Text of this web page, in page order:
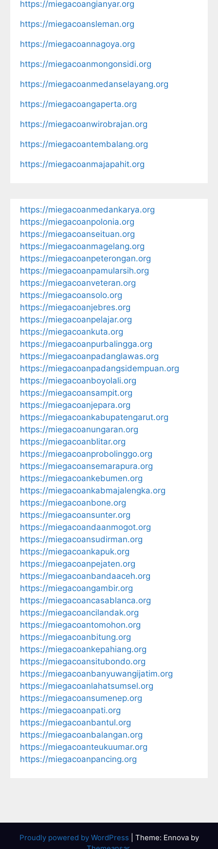
https://miegacoangianyar.org
https://miegacoansleman.org
https://miegacoannagoya.org
https://miegacoanmongonsidi.org
https://miegacoanmedanselayang.org
https://miegacoangaperta.org
https://miegacoanwirobrajan.org
https://miegacoantembalang.org
https://miegacoanmajapahit.org
https://miegacoanmedankarya.org
https://miegacoanpolonia.org
https://miegacoanseituan.org
https://miegacoanmagelang.org
https://miegacoanpeterongan.org
https://miegacoanpamularsih.org
https://miegacoanveteran.org
https://miegacoansolo.org
https://miegacoanjebres.org
https://miegacoanpelajar.org
https://miegacoankuta.org
https://miegacoanpurbalingga.org
https://miegacoanpadanglawas.org
https://miegacoanpadangsidempuan.org
https://miegacoanboyolali.org
https://miegacoansampit.org
https://miegacoanjepara.org
https://miegacoankabupatengarut.org
https://miegacoanungaran.org
https://miegacoanblitar.org
https://miegacoanprobolinggo.org
https://miegacoansemarapura.org
https://miegacoankebumen.org
https://miegacoankabmajalengka.org
https://miegacoanbone.org
https://miegacoansunter.org
https://miegacoandaanmogot.org
https://miegacoansudirman.org
https://miegacoankapuk.org
https://miegacoanpejaten.org
https://miegacoanbandaaceh.org
https://miegacoangambir.org
https://miegacoancasablanca.org
https://miegacoancilandak.org
https://miegacoantomohon.org
https://miegacoanbitung.org
https://miegacoankepahiang.org
https://miegacoansitubondo.org
https://miegacoanbanyuwangijatim.org
https://miegacoanlahatsumsel.org
https://miegacoansumenep.org
https://miegacoanpati.org
https://miegacoanbantul.org
https://miegacoanbalangan.org
https://miegacoanteukuumar.org
https://miegacoanpancing.org
Proudly powered by WordPress
Theme: Ennova by